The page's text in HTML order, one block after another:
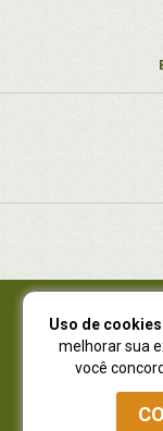
Juruá
Juruá
NOVO
Atendimento: (41)
Uso de cookies
melhorar sua
você